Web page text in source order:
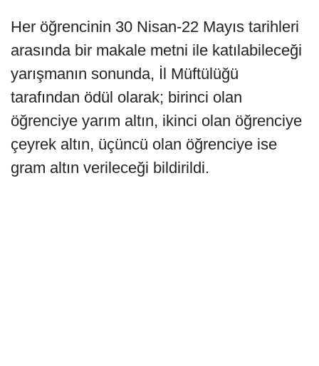
Her öğrencinin 30 Nisan-22 Mayıs tarihleri
arasında bir makale metni ile​ katılabileceği
yarışmanın sonunda, İl Müftülüğü
tarafından ödül olarak; birinci olan
öğrenciye yarım altın, ikinci olan öğrenciye
çeyrek altın, üçüncü olan öğrenciye ise
gram altın verileceği bildirildi.